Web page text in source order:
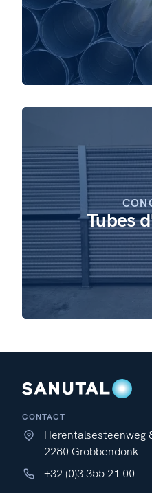
Tubes
CONTACT
Herentalsesteenweg
2280 Grobbendonk
+32 (0)3 355 21 00